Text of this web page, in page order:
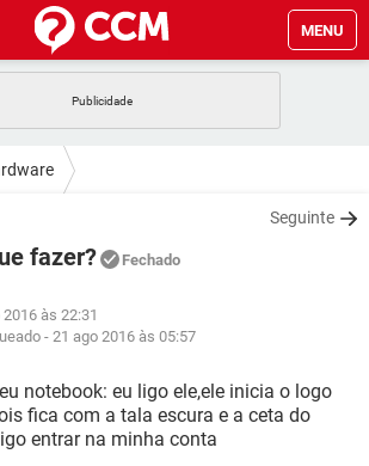
MENU
GMAIL
WHATSAPP
EXCEL
GMAIL
EXCEL
GMAIL
WHATSAPP
FACEBOOK
Seguinte
fazer? Fechado
às 22:31
-21 ago 2016 às 05:57
notebook: eu ligo ele,ele inicia o logo
fica com a tala escura e a ceta do
entrar na minha conta